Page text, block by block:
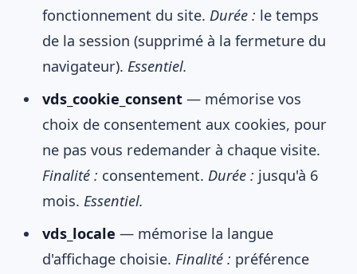
fonctionnement du site.Durée : le temps
de la session (supprimé à la fermeture du
navigateur).Essentiel.
vds_cookie_consent — mémorise vos
choix de consentement aux cookies, pour
ne pas vous redemander à chaque visite.
Finalité : consentement.Durée : jusqu'à 6
mois.Essentiel.
vds_locale — mémorise la langue
d'affichage choisie.Finalité : préférence